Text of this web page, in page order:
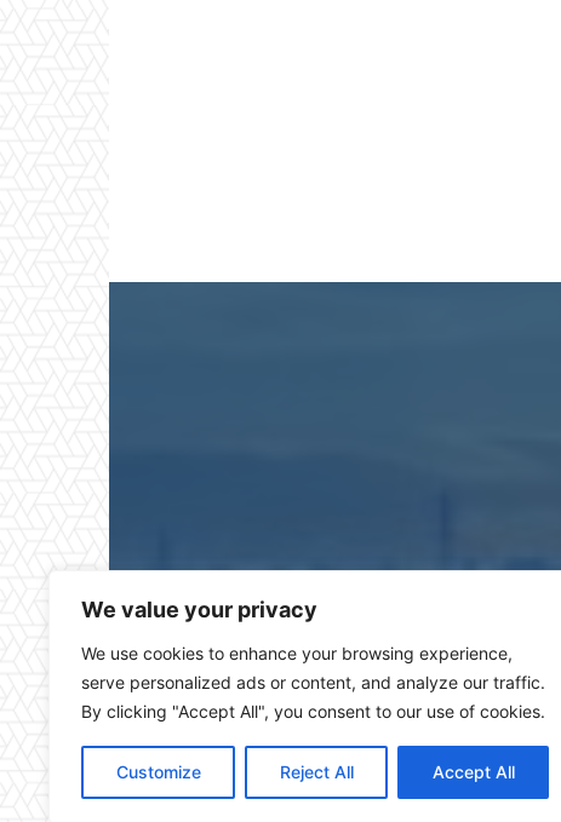
We value your privacy
We use cookies to enhance your browsing experience,
serve personalized ads or content, and analyze our traffic.
By clicking "Accept All", you consent to our use of cookies.
Customize Reject All Accept All
Puerto Real Hoy es el